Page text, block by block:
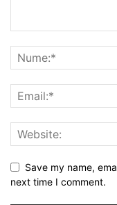
Save my name,
next time I comment.